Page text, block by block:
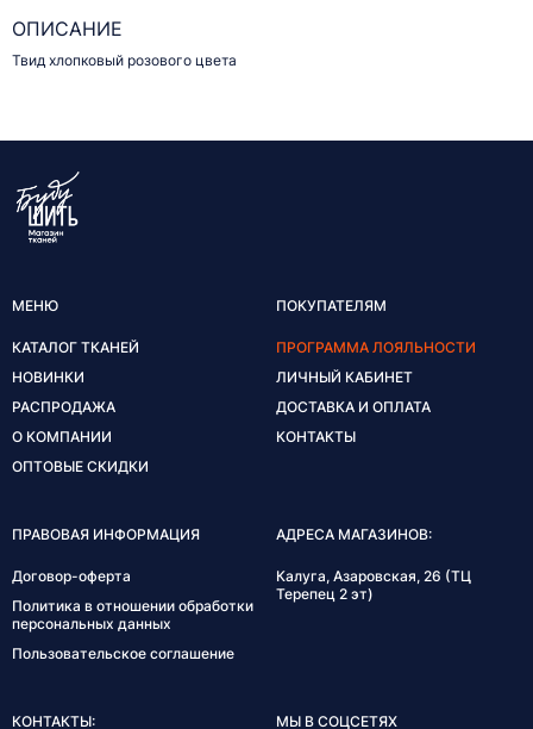
ОПИСАНИЕ
Твид хлопковый розового цвета
МЕНЮ
КАТАЛОГ ТКАНЕЙ
НОВИНКИ
РАСПРОДАЖА
О КОМПАНИИ
ОПТОВЫЕ СКИДКИ
ПОКУПАТЕЛЯМ
ПРОГРАММА ЛОЯЛЬНОСТИ
ЛИЧНЫЙ КАБИНЕТ
ДОСТАВКА И ОПЛАТА
КОНТАКТЫ
ПРАВОВАЯ ИНФОРМАЦИЯ
Договор-оферта
Политика в отношении обработки
персональных данных
Пользовательское соглашение
АДРЕСА МАГАЗИНОВ:
Калуга, Азаровская, 26 (ТЦ
Терепец 2 эт)
КОНТАКТЫ: МЫ В СОЦСЕТЯХ